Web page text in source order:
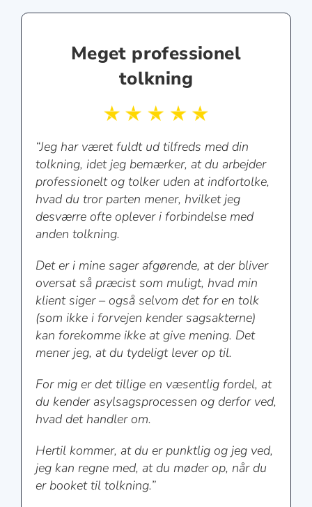
Meget professionel
tolkning
“Jeg har været fuldt ud tilfreds med din
tolkning, idet jeg bemærker, at du arbejder
professionelt og tolker uden at indfortolke,
hvad du tror parten mener, hvilket jeg
desværre ofte oplever i forbindelse med
anden tolkning.
Det er i mine sager afgørende, at der bliver
oversat så præcist som muligt, hvad min
klient siger – også selvom det for en tolk
(som ikke i forvejen kender sagsakterne)
kan forekomme ikke at give mening. Det
mener jeg, at du tydeligt lever op til.
For mig er det tillige en væsentlig fordel, at
du kender asylsagsprocessen og derfor ved,
hvad det handler om.
Hertil kommer, at du er punktlig og jeg ved,
jeg kan regne med, at du møder op, når du
er booket til tolkning.”